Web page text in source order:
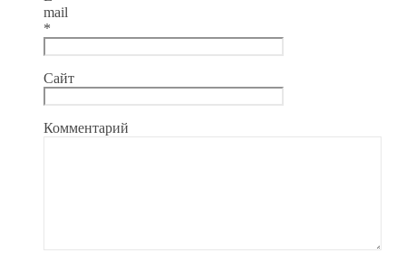
mail
*
Сайт
Комментарий